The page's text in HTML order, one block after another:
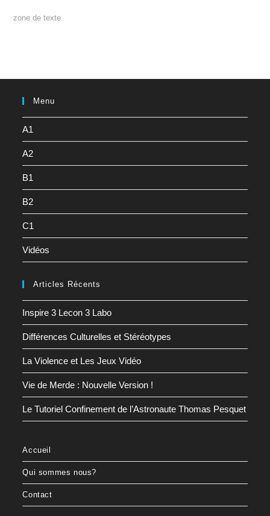
zone de texte
Menu
A1
A2
B1
B2
C1
Vidéos
Articles Récents
Inspire 3 Lecon 3 Labo
Différences Culturelles et Stéréotypes
La Violence et Les Jeux Vidéo
Vie de Merde : Nouvelle Version !
Le Tutoriel Confinement de l’Astronaute Thomas Pesquet
Accueil
Qui sommes nous?
Contact